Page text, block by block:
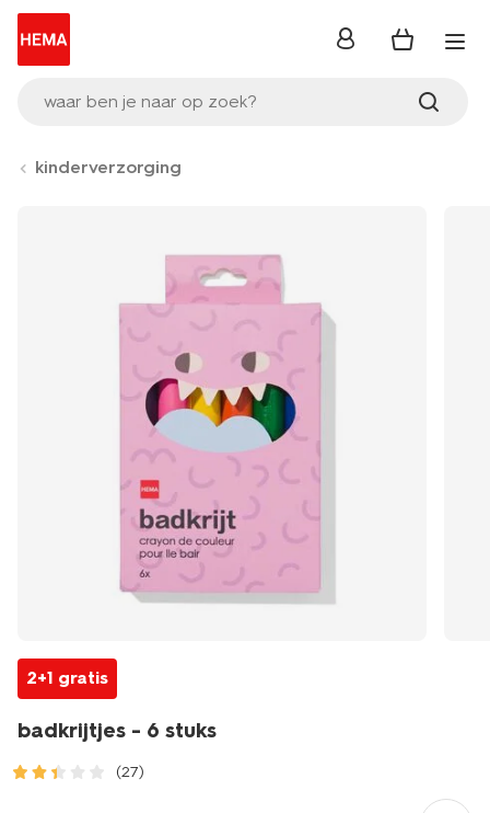
waar ben je naar op zoek?
inloggen
kinderverzorging
2+1 gratis
badkrijtjes - 6 stuks
(27)